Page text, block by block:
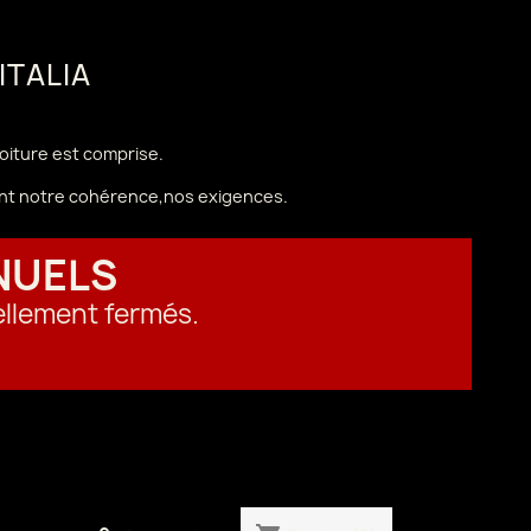
ITALIA
est comprise.
notre cohérence,nos exigences.
fermés.